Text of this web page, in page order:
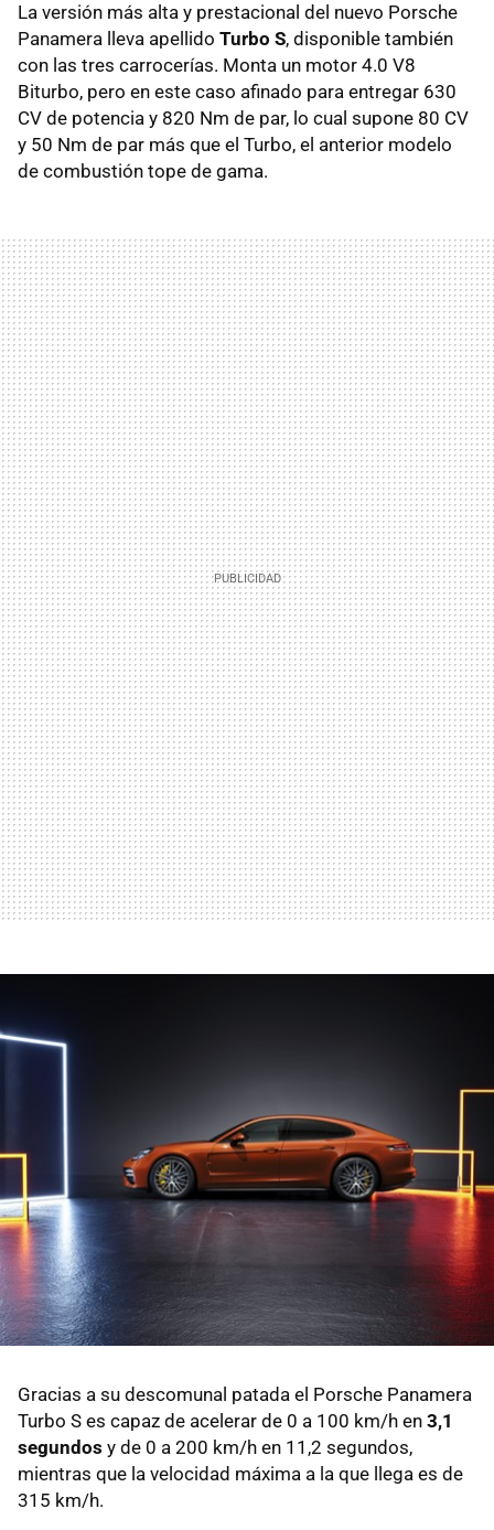
La versión más alta y prestacional del nuevo Porsche
Panamera lleva apellido Turbo S, disponible también
con las tres carrocerías. Monta un motor 4.0 V8
Biturbo, pero en este caso afinado para entregar 630
CV de potencia y 820 Nm de par, lo cual supone 80 CV
y 50 Nm de par más que el Turbo, el anterior modelo
de combustión tope de gama.
Gracias a su descomunal patada el Porsche Panamera
Turbo S es capaz de acelerar de 0 a 100 km/h en 3,1
segundos y de 0 a 200 km/h en 11,2 segundos,
mientras que la velocidad máxima a la que llega es de
315 km/h.